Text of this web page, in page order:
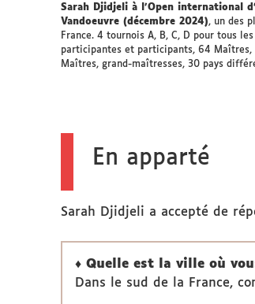
Sarah Djidjeli à l'Open international
Vandoeuvre (décembre 2024), un des
France. 4 tournois A, B, C, D pour tous
participantes et participants, 64 Maîtres,
Maîtres, grand-maîtresses, 30 pays
En apparté
Sarah Djidjeli a accepté de
♦ Quelle est la ville où
Dans le sud de la France,